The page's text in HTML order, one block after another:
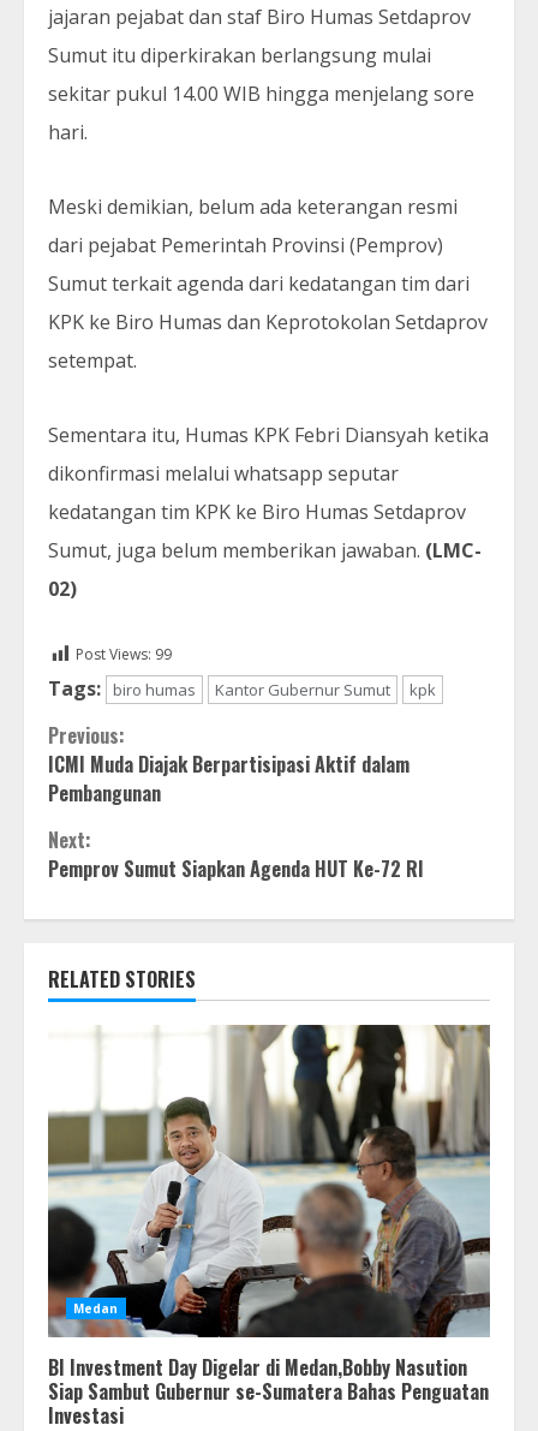
jajaran pejabat dan staf Biro Humas Setdaprov
Sumut itu diperkirakan berlangsung mulai
sekitar pukul 14.00 WIB hingga menjelang sore
hari.
Meski demikian, belum ada keterangan resmi
dari pejabat Pemerintah Provinsi (Pemprov)
Sumut terkait agenda dari kedatangan tim dari
KPK ke Biro Humas dan Keprotokolan Setdaprov
setempat.
Sementara itu, Humas KPK Febri Diansyah ketika
dikonfirmasi melalui whatsapp seputar
kedatangan tim KPK ke Biro Humas Setdaprov
Sumut, juga belum memberikan jawaban. (LMC-
02)
Post Views: 99
Tags: biro humas Kantor Gubernur Sumut kpk
Continue
Reading
Previous:
ICMI Muda Diajak Berpartisipasi Aktif dalam
Pembangunan
Next:
Pemprov Sumut Siapkan Agenda HUT Ke-72 RI
RELATED STORIES
Medan
BI Investment Day Digelar di Medan,Bobby Nasution
Siap Sambut Gubernur se-Sumatera Bahas Penguatan
Investasi